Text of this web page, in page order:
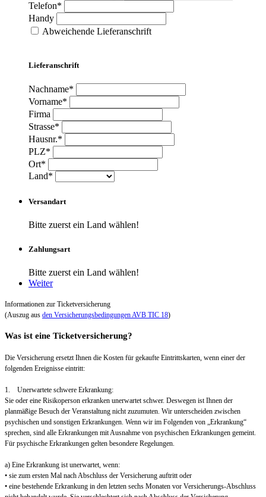
Telefon*
Handy
Abweichende Lieferanschrift
Lieferanschrift
Nachname*
Vorname*
Firma
Strasse*
Hausnr.*
PLZ*
Ort*
Land*
Versandart
Bitte zuerst ein Land wählen!
Zahlungsart
Bitte zuerst ein Land wählen!
Weiter
Informationen zur Ticketversicherung
(Auszug aus den Versicherungsbedingungen AVB TIC 18)
Was ist eine Ticketversicherung?
Die Versicherung ersetzt Ihnen die Kosten für gekaufte Eintrittskarten, wenn einer der
folgenden Ereignisse eintritt:
1. Unerwartete schwere Erkrankung:
Sie oder eine Risikoperson erkranken unerwartet schwer. Deswegen ist Ihnen der
planmäßige Besuch der Veranstaltung nicht zuzumuten. Wir unterscheiden zwischen
psychischen und sonstigen Erkrankungen. Wenn wir im Folgenden von „Erkrankung“
sprechen, sind alle Erkrankungen mit Ausnahme von psychischen Erkrankungen gemeint.
Für psychische Erkrankungen gelten besondere Regelungen.
a) Eine Erkrankung ist unerwartet, wenn:
• sie zum ersten Mal nach Abschluss der Versicherung auftritt oder
• eine bestehende Erkrankung in den letzten sechs Monaten vor Versicherungs-Abschluss